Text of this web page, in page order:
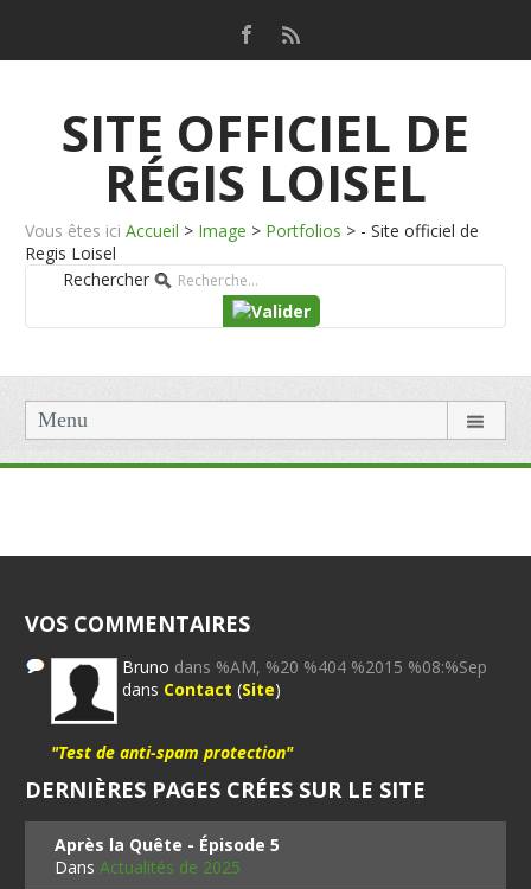
SITE OFFICIEL DE
RÉGIS LOISEL
Vous êtes ici Accueil > Image > Portfolios > - Site officiel de
Regis Loisel
Rechercher
Menu
VOS COMMENTAIRES
Bruno dans %AM, %20 %404 %2015 %08:%Sep
dans Contact (Site)
"Test de anti-spam protection"
DERNIÈRES PAGES CRÉES SUR LE SITE
Après la Quête - Épisode 5
DansActualités de 2025